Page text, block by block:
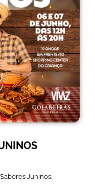
Juninos.